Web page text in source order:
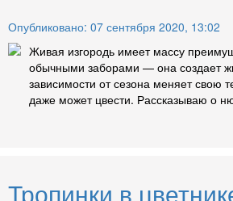
Опубликовано: 07 сентября 2020, 13:02
Живая изгородь имеет массу
обычными заборами — она создает
зависимости от сезона меняет свою
даже может цвести. Рассказываю о
Тропинки в